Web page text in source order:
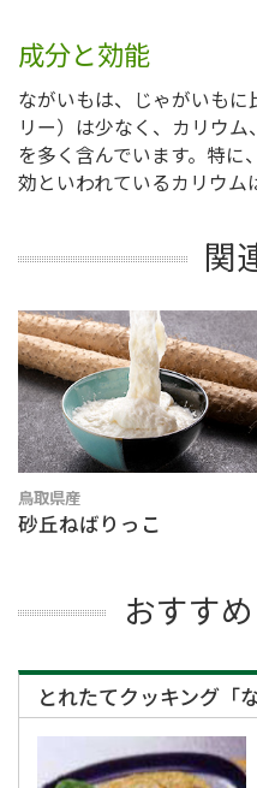
成分と効能
ながいもは、じゃがいも
リー）は少なく、カリウ
を多く含んでいます。特
効といわれているカリウム
関
鳥取県産
砂丘ねばりっこ
おすす
とれたてクッキング「